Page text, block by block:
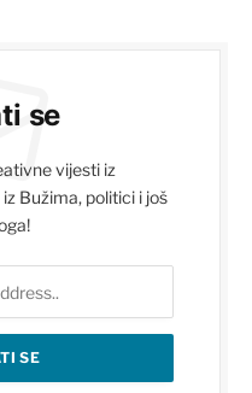
se
vijesti iz
Bužima, politici i još